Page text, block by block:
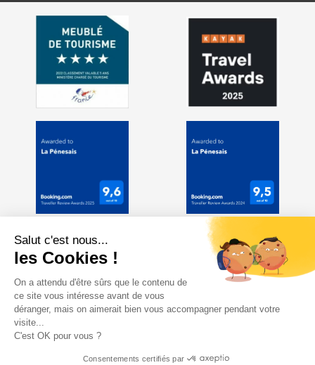
Salut c'est nous...
les Cookies !
On a attendu d'être sûrs que le contenu de
ce site vous intéresse avant de vous
déranger, mais on aimerait bien vous accompagner pendant votre
visite...
C'est OK pour vous ?
Consentements certifiés par